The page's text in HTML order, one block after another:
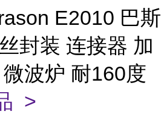
E2010 巴斯
封装 连接器 加
波炉 耐160度
>